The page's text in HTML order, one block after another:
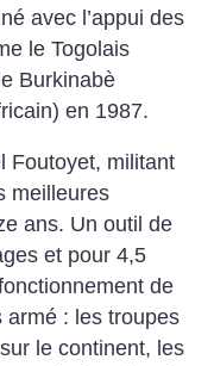
avec l’appui des
le Togolais
Burkinabè
en 1987.
Foutoyet, militant
meilleures
ans. Un outil de
et pour 4,5
de
armé : les troupes
le continent, les